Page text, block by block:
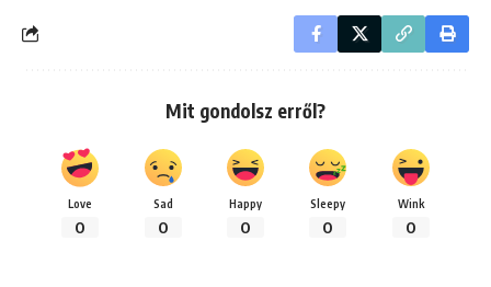
Mit gondolsz erről?
Love
0
Sad
0
Happy
0
Sleepy
0
Wink
0